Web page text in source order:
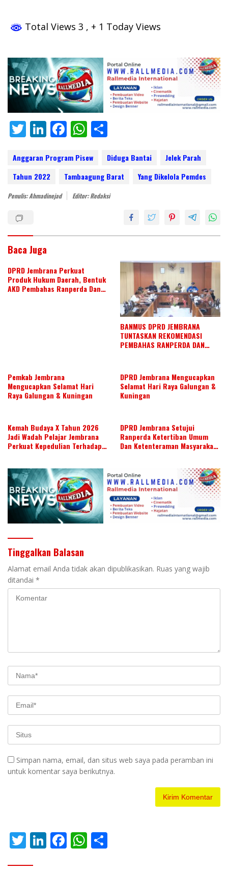
Total Views 3 , + 1 Today Views
T
itt
er
Li
k
e
dI
F
e
b
o
W
at
s
A
ar
e
Anggaran Program Pisew Diduga Bantai
Jelek Parah
Tahun 2022
Tambaagung Barat Yang Dikelola Pemdes
Penulis: Ahmadinejad Editor: Redaksi
Baca Juga
DPRD Jembrana Perkuat
Produk Hukum Daerah, Bentuk
AKD Pembahas Ranperda Dan
BANMUS DPRD JEMBRANA
TUNTASKAN REKOMENDASI
PEMBAHAS RANPERDA DAN
Pemkab Jembrana
Mengucapkan Selamat Hari
Raya Galungan & Kuningan
DPRD Jembrana Mengucapkan
Selamat Hari Raya Galungan &
Kuningan
Kemah Budaya X Tahun 2026
Jadi Wadah Pelajar Jembrana
Perkuat Kepedulian Terhadap
DPRD Jembrana Setujui
Ranperda Ketertiban Umum
Dan Ketenteraman Masyarakat
Tinggalkan Balasan
Alamat email Anda tidak akan dipublikasikan. Ruas yang wajib
ditandai *
Simpan nama, email, dan situs web saya pada peramban ini
untuk komentar saya berikutnya.
T Li F W